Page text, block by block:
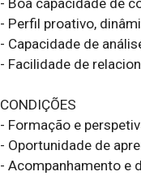
- Perfil proativo,
- Capacidade de
- Facilidade de
CONDIÇÕES
- Formação e
- Oportunidade de
- Acompanhamento e